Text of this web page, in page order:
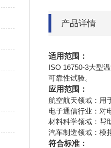
产品详情
适用范围：
ISO 16750-3‌大型
可靠性试验。
应用范围：
航空航天领域‌：用
电子通信行业‌：对
材料科学领域‌：帮
汽车制造领域‌：模
符合标准：